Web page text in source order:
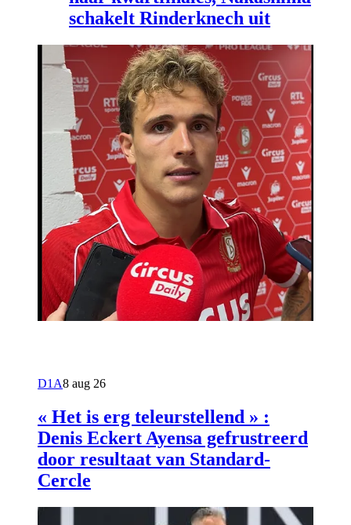
schakelt Rinderknech uit
D1A8 aug 26
« Het is erg teleurstellend » :
Denis Eckert Ayensa gefrustreerd
door resultaat van Standard-
Cercle